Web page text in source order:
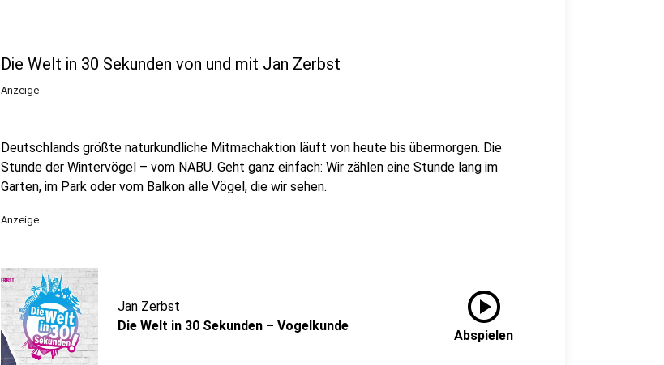
Die Welt in 30 Sekunden von und mit Jan Zerbst
Anzeige
Deutschlands größte naturkundliche Mitmachaktion läuft von heute bis übermorgen. Die
Stunde der Wintervögel – vom NABU. Geht ganz einfach: Wir zählen eine Stunde lang im
Garten, im Park oder vom Balkon alle Vögel, die wir sehen.
Anzeige
Jan Zerbst
Die Welt in 30 Sekunden – Vogelkunde
play_circle
Abspielen